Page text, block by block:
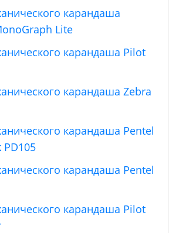
карандаша
Lite
карандаша Pilot
карандаша Zebra
карандаша Pentel
карандаша Pentel
карандаша Pilot